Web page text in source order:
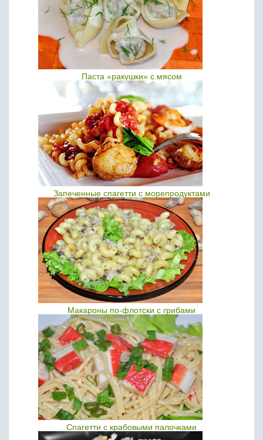
Паста «ракушки» с мясом
Запеченные спагетти с морепродуктами
Макароны по-флотски с грибами
Спагетти с крабовыми палочками